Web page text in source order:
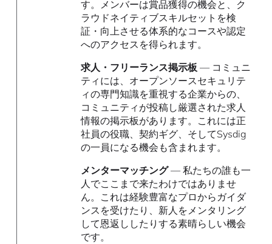
す。メンバーは賞品獲得の機会と、ク
ラウドネイティブスキルセットを検
証・向上させる体系的なコースや認定
へのアクセスを得られます。
求人・フリーランス掲示板 — コミュニ
ティには、オープンソースセキュリテ
ィの専門知識を重視する企業からの、
コミュニティが投稿し厳選された求人
情報の掲示板があります。これには正
社員の役職、契約ギグ、そしてSysdig
の一員になる機会も含まれます。
メンターマッチング— 私たちの誰も一
人でここまで来たわけではありませ
ん。これは経験豊富なプロからガイダ
ンスを受けたり、新人をメンタリング
して恩返ししたりする素晴らしい機会
です。